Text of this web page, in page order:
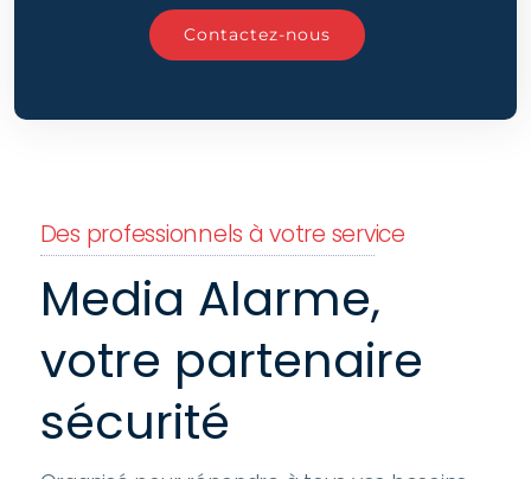
Contactez-nous
Des professionnels à votre service
Media Alarme,
votre partenaire
sécurité